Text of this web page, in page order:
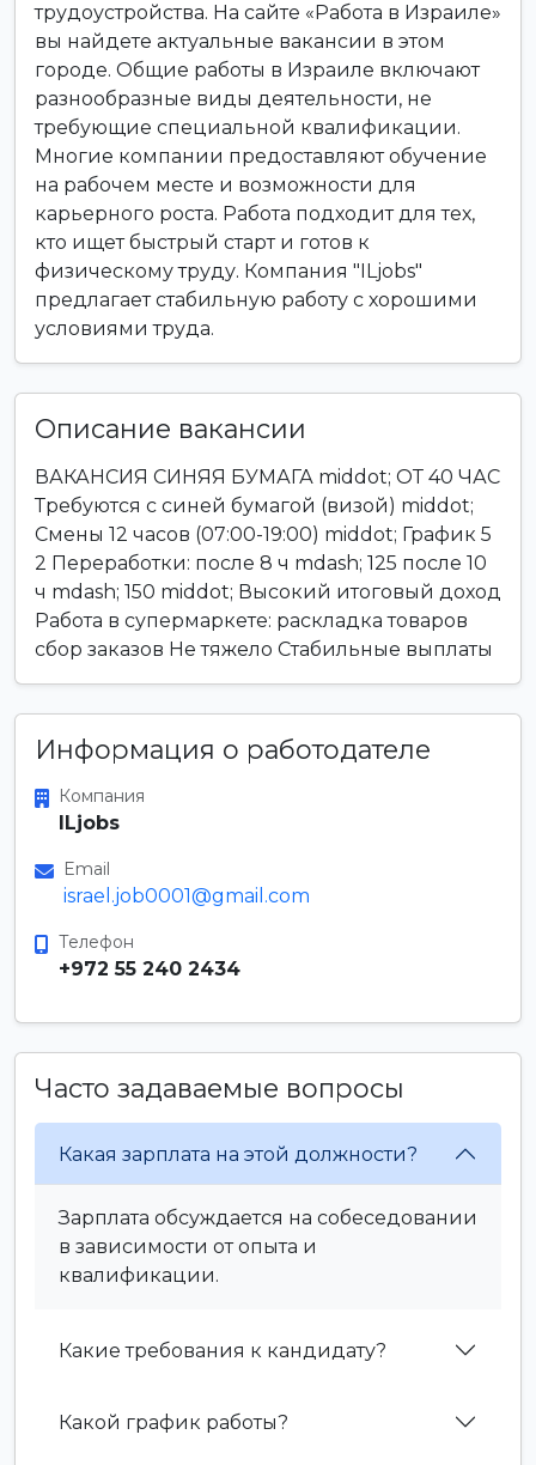
трудоустройства. На сайте «Работа в Израиле»
вы найдете актуальные вакансии в этом
городе. Общие работы в Израиле включают
разнообразные виды деятельности, не
требующие специальной квалификации.
Многие компании предоставляют обучение
на рабочем месте и возможности для
карьерного роста. Работа подходит для тех,
кто ищет быстрый старт и готов к
физическому труду. Компания "ILjobs"
предлагает стабильную работу с хорошими
условиями труда.
Описание вакансии
ВАКАНСИЯ СИНЯЯ БУМАГА middot; ОТ 40 ЧАС
Требуются с синей бумагой (визой) middot;
Смены 12 часов (07:00-19:00) middot; График 5
2 Переработки: после 8 ч mdash; 125 после 10
ч mdash; 150 middot; Высокий итоговый доход
Работа в супермаркете: раскладка товаров
сбор заказов Не тяжело Стабильные выплаты
Информация о работодателе
Компания
ILjobs
Email
israel.job0001@gmail.com
Телефон
+972 55 240 2434
Часто задаваемые вопросы
Какая зарплата на этой должности?
Зарплата обсуждается на собеседовании
в зависимости от опыта и
квалификации.
Какие требования к кандидату?
Какой график работы?